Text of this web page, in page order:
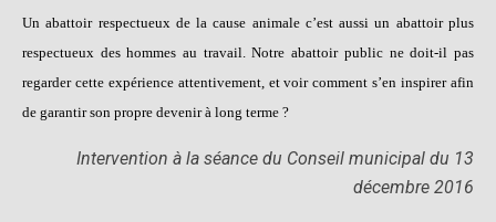
Un abattoir respectueux de la cause animale c’est aussi un abattoir plus
respectueux des hommes au travail. Notre abattoir public ne doit-il pas
regarder cette expérience attentivement, et voir comment s’en inspirer afin
de garantir son propre devenir à long terme ?
Intervention à la séance du Conseil municipal du 13
décembre 2016